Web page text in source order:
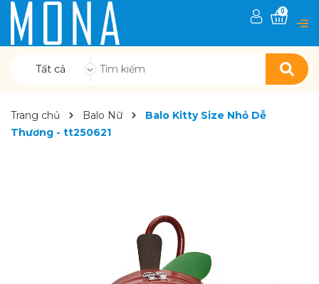
Tất cả
0
Trang chủ Balo Nữ
Balo Kitty Size Nhỏ Dễ
Thương - tt250621